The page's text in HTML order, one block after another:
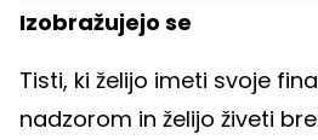
Izobražujejo se
Tisti, ki želijo imeti svoje
nadzorom in želijo živeti